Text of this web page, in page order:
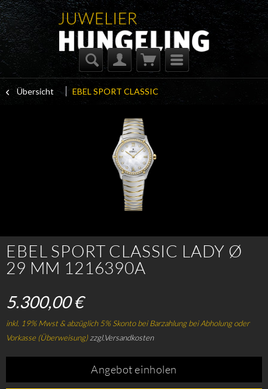
Übersicht EBEL SPORT CLASSIC
EBEL SPORT CLASSIC LADY Ø
29 MM 1216390A
5.300,00 €
inkl. 19% Mwst & abzüglich 5% Skonto bei Barzahlung bei Abholung oder
Vorkasse (Überweisung)zzgl.Versandkosten
Angebot einholen